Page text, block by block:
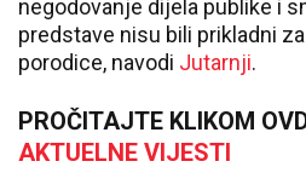
negodovanje dijela publike i
predstave nisu bili prikladni
porodice, navodi Jutarnji.
PROČITAJTE KLIKOM
AKTUELNE VIJESTI